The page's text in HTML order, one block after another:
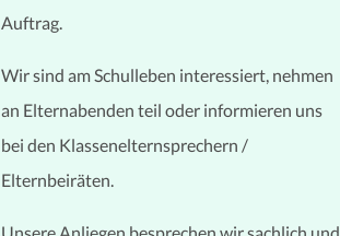
Auftrag.
Wir sind am Schulleben interessiert, nehmen
an Elternabenden teil oder informieren uns
bei den Klassenelternsprechern /
Elternbeiräten.